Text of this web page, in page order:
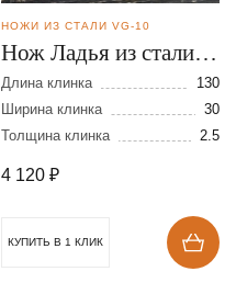
НОЖИ ИЗ СТАЛИ VG-10
Нож Ладья из стали
VG-10
Длина клинка
130
Ширина клинка
30
Толщина клинка
2.5
4 120 ₽
КУПИТЬ В 1 КЛИК